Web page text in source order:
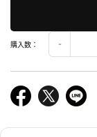
購入数：